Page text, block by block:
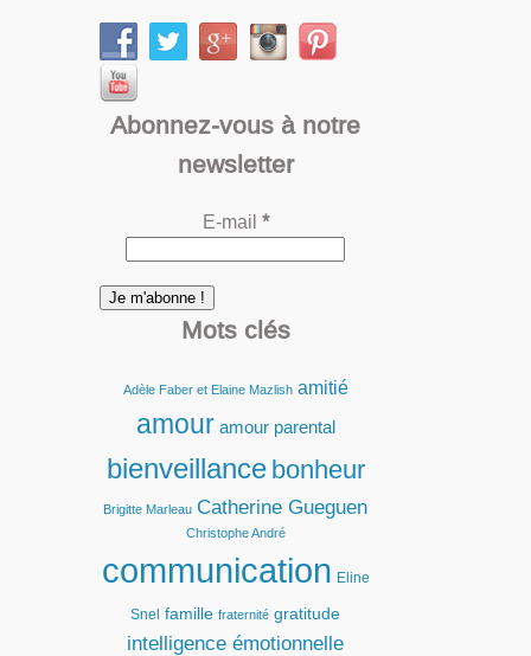
Abonnez-vous à notre
newsletter
E-mail *
Mots clés
Adèle Faber et Elaine Mazlish amitié
amour amour parental
bienveillance bonheur
Brigitte Marleau Catherine Gueguen
Christophe André
communication Eline
Snel famille fraternité gratitude
intelligence émotionnelle